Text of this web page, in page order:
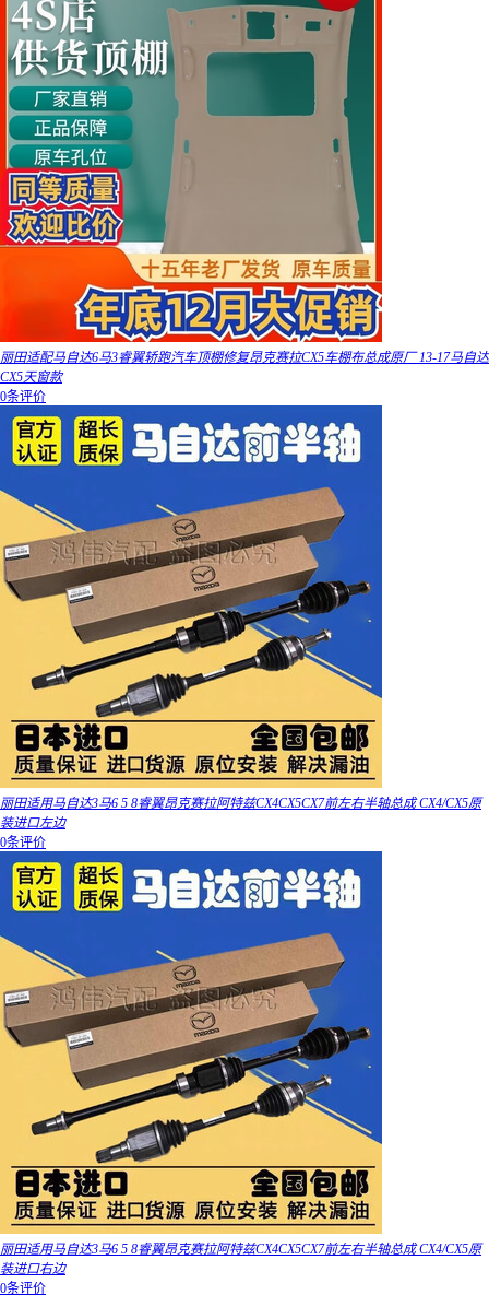
丽田适配马自达6马3睿翼轿跑汽车顶棚修复昂克赛拉CX5车棚布总成原厂 13-17马自达
CX5天窗款
0条评价
丽田适用马自达3马6 5 8睿翼昂克赛拉阿特兹CX4CX5CX7前左右半轴总成 CX4/CX5原
装进口左边
0条评价
丽田适用马自达3马6 5 8睿翼昂克赛拉阿特兹CX4CX5CX7前左右半轴总成 CX4/CX5原
装进口右边
0条评价